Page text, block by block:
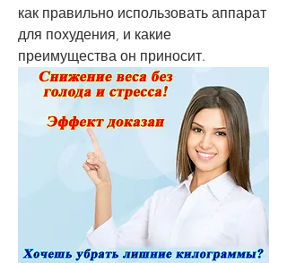
как правильно использовать аппарат
для похудения, и какие
преимущества он приносит.